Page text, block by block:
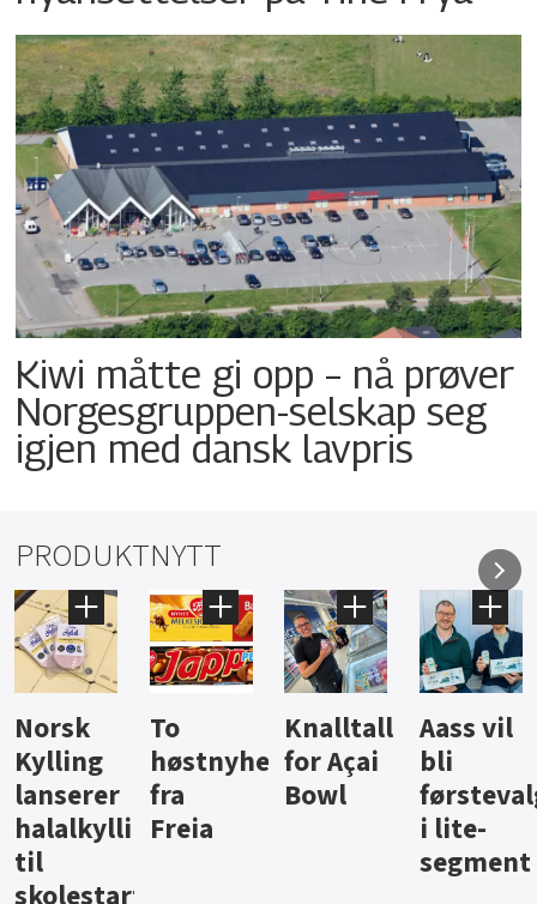
Kiwi måtte gi opp – nå prøver
Norgesgruppen-selskap seg
igjen med dansk lavpris
PRODUKTNYTT
Knalltall
for Açai
Bowl
Aass vil
bli
førstevalg
i lite-
Brus og
jus fra
Berentsen
Hard
iste fra
Hansa